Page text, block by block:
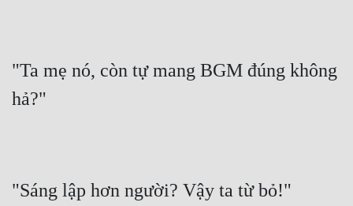
"Ta mẹ nó, còn tự mang BGM đúng không
hả?"
"Sáng lập hơn người? Vậy ta từ bỏ!"